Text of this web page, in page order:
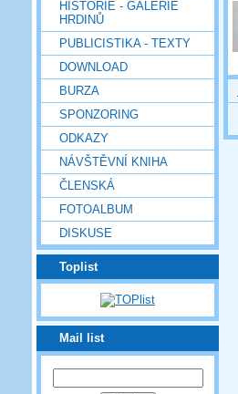
HISTORIE - GALERIE
HRDINŮ
PUBLICISTIKA - TEXTY
DOWNLOAD
BURZA
SPONZORING
ODKAZY
NÁVŠTĚVNÍ KNIHA
ČLENSKÁ
FOTOALBUM
DISKUSE
Toplist
Mail list